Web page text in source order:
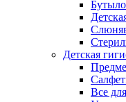
Детская
Все